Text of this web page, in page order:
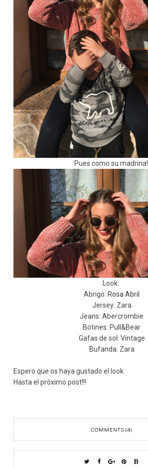
Pues como su madrina!
Look:
Abrigo: Rosa Abril
Jersey: Zara
Jeans: Abercrombie
Botines: Pull&Bear
Gafas de sol: Vintage
Bufanda: Zara
Espero que os haya gustado el look
Hasta el próximo post!!!
COMMENTS (4)